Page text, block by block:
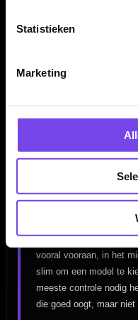
Statistieken
Marketing
Daarom draait deze
De beste dartpijlen kies
Gewicht, balans,
de dart uit je hand komt
lichtere of slankere
Kijk ook goed naar
vooral vooraan, in het
slim om een model te
meeste controle nodig
die goed oogt, maar